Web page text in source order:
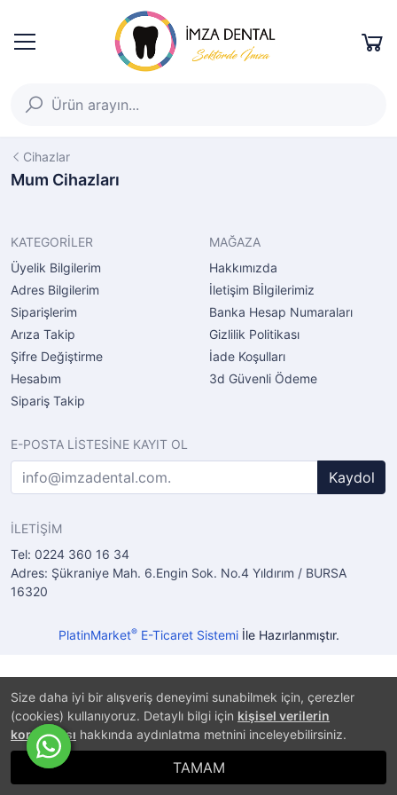
Size daha iyi bir alışveriş deneyimi sunabilmek için, çerezler
(cookies) kullanıyoruz. Detaylı bilgi için kişisel verilerin
korunması hakkında aydınlatma metnini inceleyebilirsiniz.
TAMAM
Cihazlar
Mum Cihazları
KATEGORİLER
Üyelik Bilgilerim
Adres Bilgilerim
Siparişlerim
Arıza Takip
Şifre Değiştirme
Hesabım
Sipariş Takip
MAĞAZA
Hakkımızda
İletişim Bİlgilerimiz
Banka Hesap Numaraları
Gizlilik Politikası
İade Koşulları
3d Güvenli Ödeme
E-POSTA LİSTESİNE KAYIT OL
Kaydol
İLETİŞİM
Tel: 0224 360 16 34
Adres: Şükraniye Mah. 6.Engin Sok. No.4 Yıldırım / BURSA
16320
PlatinMarket®E-Ticaret Sistemiİle Hazırlanmıştır.